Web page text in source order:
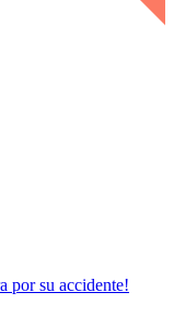
por su accidente!